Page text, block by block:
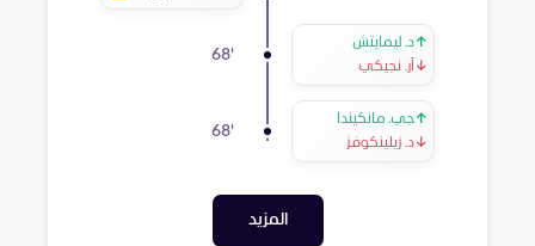
↑د. ليمايتش
↓ آر. نجيكي
68'
↑جي. مانكيندا
↓د. زيلينكوفز
68'
المزيد